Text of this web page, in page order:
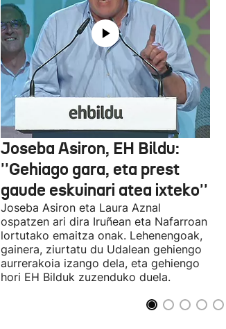
Joseba Asiron, EH Bildu:
''Gehiago gara, eta prest
gaude eskuinari atea ixteko''
Joseba Asiron eta Laura Aznal
ospatzen ari dira Iruñean eta Nafarroan
lortutako emaitza onak. Lehenengoak,
gainera, ziurtatu du Udalean gehiengo
aurrerakoia izango dela, eta gehiengo
hori EH Bilduk zuzenduko duela.